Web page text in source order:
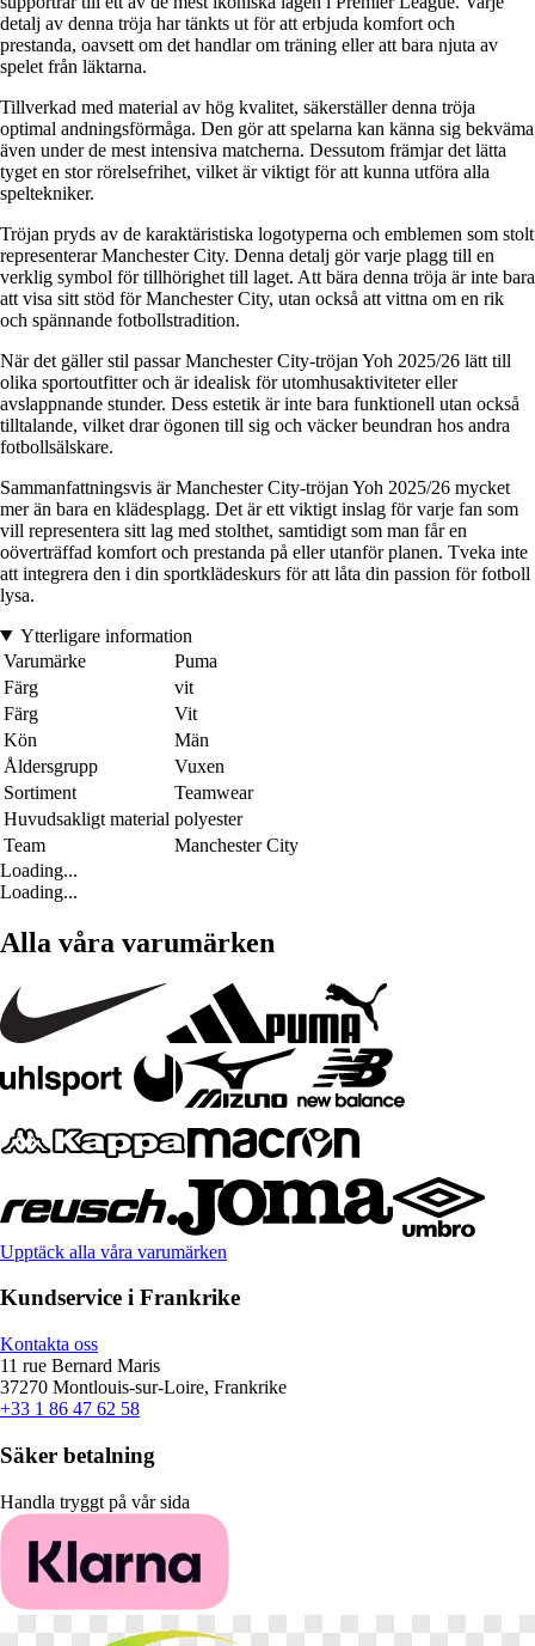
detalj av denna tröja har tänkts ut för att erbjuda komfort och
prestanda, oavsett om det handlar om träning eller att bara njuta av
spelet från läktarna.
Tillverkad med material av hög kvalitet, säkerställer denna tröja
optimal andningsförmåga. Den gör att spelarna kan känna sig bekväma
även under de mest intensiva matcherna. Dessutom främjar det lätta
tyget en stor rörelsefrihet, vilket är viktigt för att kunna utföra alla
speltekniker.
Tröjan pryds av de karaktäristiska logotyperna och emblemen som stolt
representerar Manchester City. Denna detalj gör varje plagg till en
verklig symbol för tillhörighet till laget. Att bära denna tröja är inte bara
att visa sitt stöd för Manchester City, utan också att vittna om en rik
och spännande fotbollstradition.
När det gäller stil passar Manchester City-tröjan Yoh 2025/26 lätt till
olika sportoutfitter och är idealisk för utomhusaktiviteter eller
avslappnande stunder. Dess estetik är inte bara funktionell utan också
tilltalande, vilket drar ögonen till sig och väcker beundran hos andra
fotbollsälskare.
Sammanfattningsvis är Manchester City-tröjan Yoh 2025/26 mycket
mer än bara en klädesplagg. Det är ett viktigt inslag för varje fan som
vill representera sitt lag med stolthet, samtidigt som man får en
oöverträffad komfort och prestanda på eller utanför planen. Tveka inte
att integrera den i din sportklädeskurs för att låta din passion för fotboll
lysa.
Ytterligare information
Varumärke
Puma
Färg
vit
Färg
Vit
Kön
Män
Åldersgrupp
Vuxen
Sortiment
Teamwear
Huvudsakligt material polyester
Team
Manchester City
Loading...
Loading...
Alla våra varumärken
Upptäck alla våra varumärken
Kundservice i Frankrike
Kontakta oss
11 rue Bernard Maris
37270 Montlouis-sur-Loire, Frankrike
+33 1 86 47 62 58
Säker betalning
Handla tryggt på vår sida